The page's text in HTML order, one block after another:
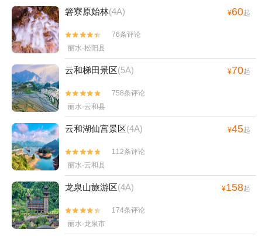
箬寮原始林(4A) ¥60起


76条评论
丽水·松阳县
云和梯田景区(5A) ¥70起


758条评论
丽水·云和县
云和湖仙宫景区(4A) ¥45起


112条评论
丽水·云和县
龙泉山旅游区(4A) ¥158起


174条评论
丽水·龙泉市